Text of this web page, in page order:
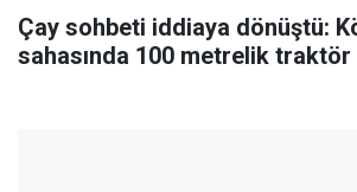
Çay sohbeti iddiaya dönüştü:
sahasında 100 metrelik traktör